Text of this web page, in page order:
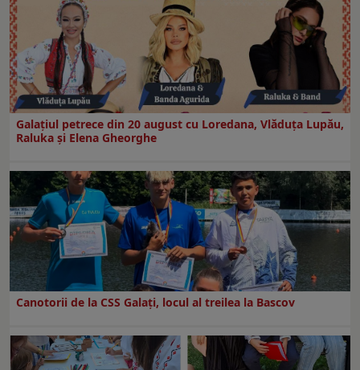
Galaţiul petrece din 20 august cu Loredana, Vlăduța Lupău,
Raluka și Elena Gheorghe
Canotorii de la CSS Galați, locul al treilea la Bascov